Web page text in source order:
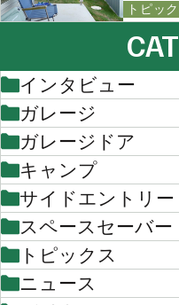
トピッ
インタビュー
ガレージ
ガレージドア
キャンプ
サイドエントリー
スペースセーバー
トピックス
ニュース